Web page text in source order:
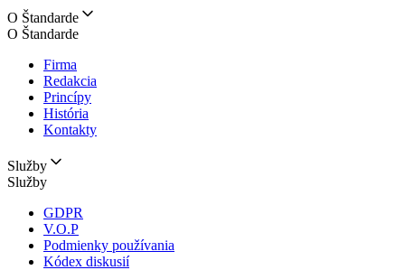
O Štandarde
O Štandarde
Firma
Redakcia
Princípy
História
Kontakty
Služby
Služby
GDPR
V.O.P
Podmienky používania
Kódex diskusií